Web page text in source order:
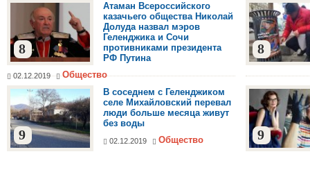
8
Атаман Всероссийского
казачьего общества Николай
Долуда назвал мэров
Геленджика и Сочи
противниками президента
РФ Путина
02.12.2019 Общество
9
В соседнем с Геленджиком
селе Михайловский перевал
люди больше месяца живут
без воды
02.12.2019 Общество
8
9